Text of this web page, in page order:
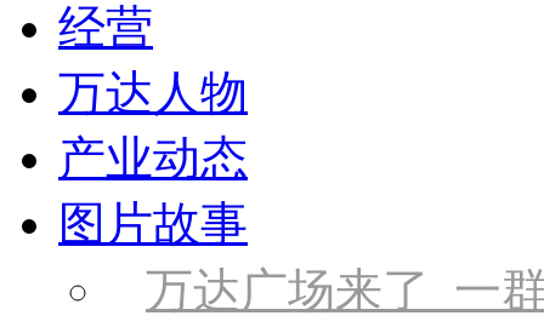
经营
万达人物
产业动态
图片故事
万达广场来了 一